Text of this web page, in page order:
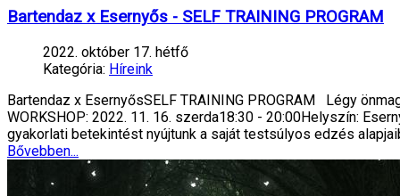
Bartendaz x Esernyős - SELF TRAINING PROGRAM
2022. október 17. hétfő
Kategória: Híreink
Bartendaz x EsernyősSELF TRAINING PROGRAM Légy
WORKSHOP: 2022. 11. 16. szerda18:30 - 20:00Helyszín:
gyakorlati betekintést nyújtunk a saját testsúlyos edzés
Bővebben...